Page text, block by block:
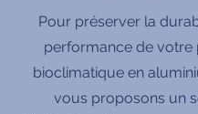
Pour préserver la
performance de votre
bioclimatique en
vous proposons un